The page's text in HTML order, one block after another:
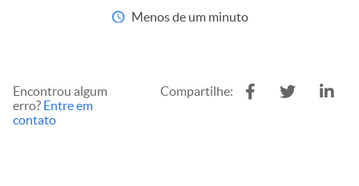
Menos de um minuto
Encontrou algum
erro? Entre em
contato
Compartilhe: